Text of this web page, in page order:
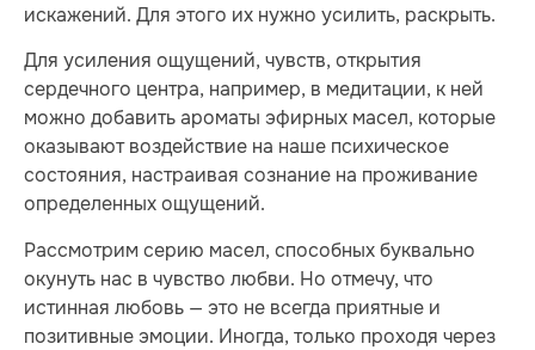
искажений. Для этого их нужно усилить, раскрыть.
Для усиления ощущений, чувств, открытия
сердечного центра, например, в медитации, к ней
можно добавить ароматы эфирных масел, которые
оказывают воздействие на наше психическое
состояния, настраивая сознание на проживание
определенных ощущений.
Рассмотрим серию масел, способных буквально
окунуть нас в чувство любви. Но отмечу, что
истинная любовь — это не всегда приятные и
позитивные эмоции. Иногда, только проходя через